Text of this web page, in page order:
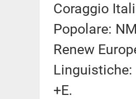
Coraggio
Popolare:
Renew
+E.